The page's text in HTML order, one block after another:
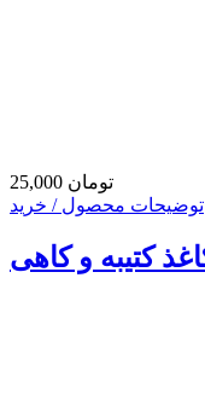
25,000 تومان
توضیحات محصول / خرید